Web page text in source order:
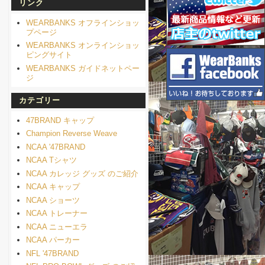
リンク
WEARBANKS オフラインショッ
プページ
WEARBANKS オンラインショッ
ピングサイト
WEARBANKS ガイドネットペー
ジ
カテゴリー
47BRAND キャップ
Champion Reverse Weave
NCAA '47BRAND
NCAA Tシャツ
NCAA カレッジ グッズ のご紹介
NCAA キャップ
NCAA ショーツ
NCAA トレーナー
NCAA ニューエラ
NCAA パーカー
NFL '47BRAND